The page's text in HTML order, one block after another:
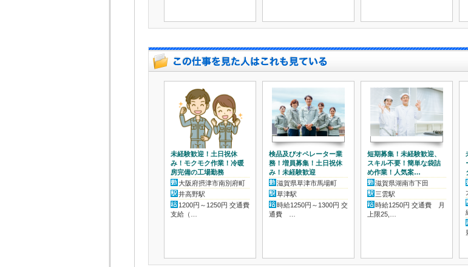
未経験歓迎！土日祝休
み！モクモク作業！冷暖
房完備の工場勤務
大阪府摂津市南別府町
井高野駅
1200円～1250円 交通費
支給（…
検品及びオペレーター業
務！増員募集！土日祝休
み！未経験歓迎
滋賀県草津市馬場町
草津駅
時給1250円～1300円 交
通費 …
短期募集！未経験歓迎、
スキル不要！簡単な袋詰
め作業！人気案…
滋賀県湖南市下田
三雲駅
時給1250円 交通費 月
上限25,…